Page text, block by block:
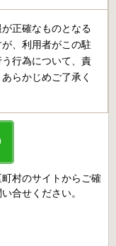
正確なものとなる
、利用者がこの駐
行為について、責
らかじめご了承く
村のサイトからご確
合せください。